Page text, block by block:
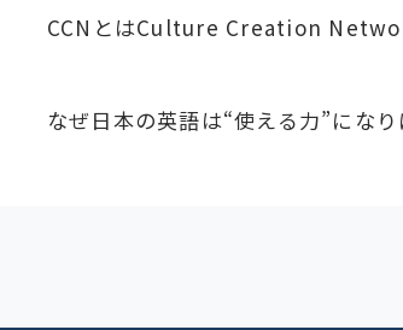
CCNとはCulture Creation
なぜ日本の英語は“使える力”にな